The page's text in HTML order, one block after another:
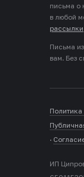
письма о
в любой
рассылки
Письма
вам. Без
·
ИП